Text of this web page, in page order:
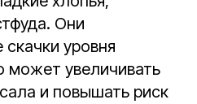
Они
уровня
может увеличивать
и повышать риск